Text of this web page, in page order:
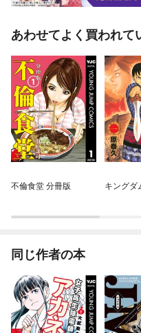
あわせてよく買われて
不倫食堂 分冊版 キングダ
同じ作者の本